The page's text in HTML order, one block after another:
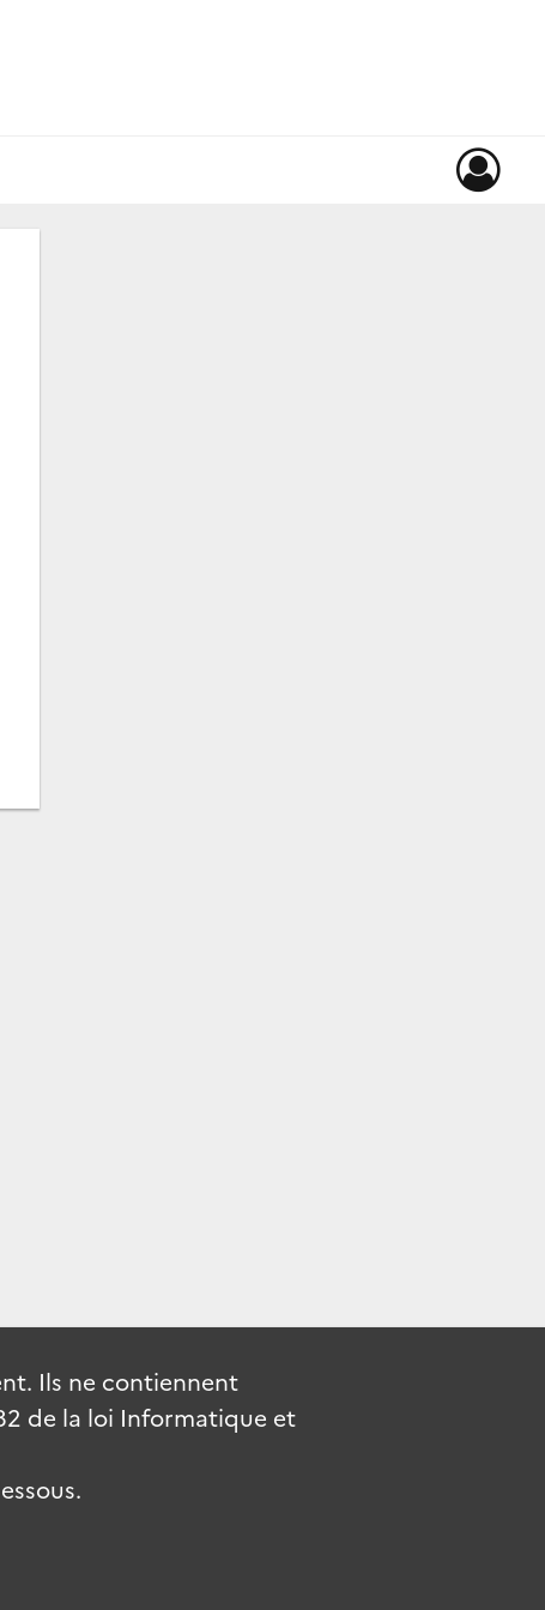
Ils ne contiennent
de la loi Informatique et